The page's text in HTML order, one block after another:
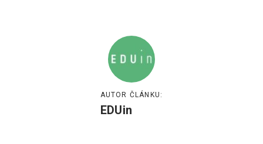
AUTOR ČLÁNKU:
EDUin